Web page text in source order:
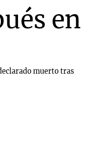
en
muerto tras